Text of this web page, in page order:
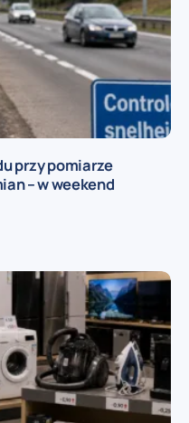
przy pomiarze
– w weekend